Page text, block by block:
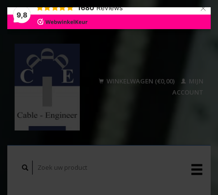
9,8
1680 Reviews ×
WINKELWAGEN (€0,00)
MIJN
ACCOUNT